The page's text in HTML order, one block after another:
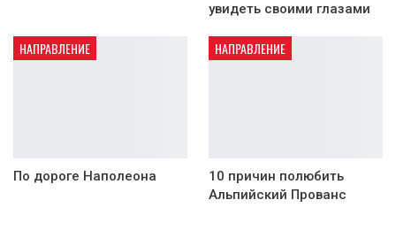
увидеть своими глазами
НАПРАВЛЕНИЕ
По дороге Наполеона
НАПРАВЛЕНИЕ
10 причин полюбить
Альпийский Прованс